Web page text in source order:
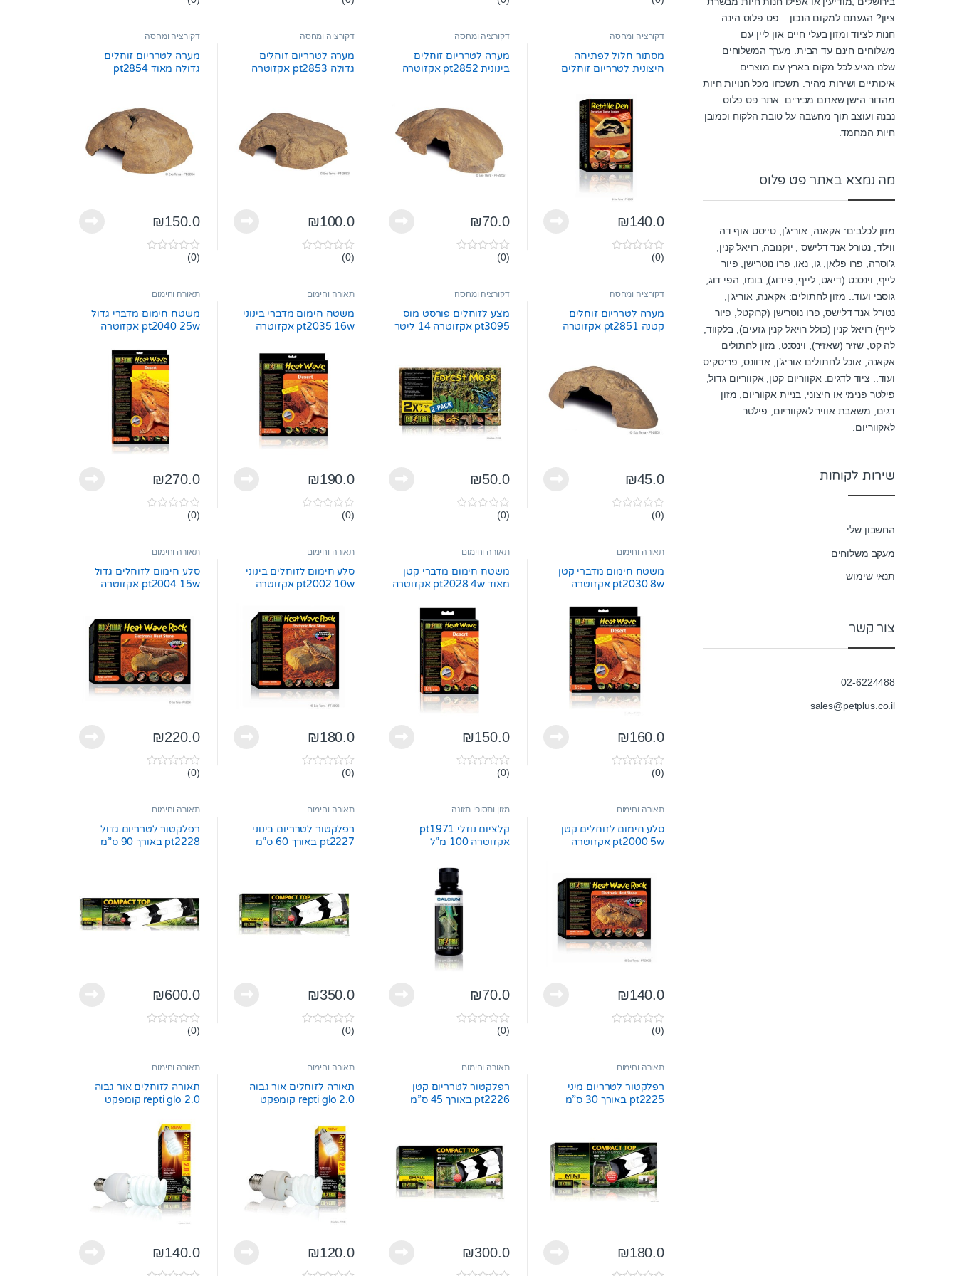
o
f
5
o
f
5
o
f
5
o
f
5
דקורציה ומחסה
מסתור חלול לפתיחה
חיצונית לטרריום זוחלים
₪140.0
0
o
f
5
(0)
דקורציה ומחסה
מערה לטרריום זוחלים
בינונית pt2852 אקזוטרה
₪70.0
0
o
f
5
(0)
דקורציה ומחסה
מערה לטרריום זוחלים
גדולה pt2853 אקזוטרה
₪100.0
0
o
f
5
(0)
דקורציה ומחסה
מערה לטרריום זוחלים
גדולה מאוד pt2854
₪150.0
0
o
f
5
(0)
דקורציה ומחסה
מערה לטרריום זוחלים
קטנה pt2851 אקזוטרה
₪45.0
0
o
f
5
(0)
דקורציה ומחסה
מצע לזוחלים פורסט מוס
pt3095 אקזוטרה 14 ליטר
₪50.0
0
o
f
5
(0)
תאורה וחימום
משטח חימום מדברי בינוני
pt2035 16w אקזוטרה
₪190.0
0
o
f
5
(0)
תאורה וחימום
משטח חימום מדברי גדול
pt2040 25w אקזוטרה
₪270.0
0
o
f
5
(0)
תאורה וחימום
משטח חימום מדברי קטן
pt2030 8w אקזוטרה
₪160.0
0
o
f
5
(0)
תאורה וחימום
משטח חימום מדברי קטן
מאוד pt2028 4w אקזוטרה
₪150.0
0
o
f
5
(0)
תאורה וחימום
סלע חימום לזוחלים בינוני
pt2002 10w אקזוטרה
₪180.0
0
o
f
5
(0)
תאורה וחימום
סלע חימום לזוחלים גדול
pt2004 15w אקזוטרה
₪220.0
0
o
f
5
(0)
תאורה וחימום
סלע חימום לזוחלים קטן
pt2000 5w אקזוטרה
₪140.0
0
o
f
5
(0)
מזון ותסופי תזונה
קלציום נוזלי pt1971
אקזוטרה 100 מ”ל
₪70.0
0
o
f
5
(0)
תאורה וחימום
רפלקטור לטרריום בינוני
pt2227 באורך 60 ס”מ
₪350.0
0
o
f
5
(0)
תאורה וחימום
רפלקטור לטרריום גדול
pt2228 באורך 90 ס”מ
₪600.0
0
o
f
5
(0)
תאורה וחימום
רפלקטור לטרריום מיני
pt2225 באורך 30 ס”מ
₪180.0
תאורה וחימום
רפלקטור לטרריום קטן
pt2226 באורך 45 ס”מ
₪300.0
תאורה וחימום
תאורה לזוחלים אור גבוה
repti glo 2.0 קומפקט
₪120.0
תאורה וחימום
תאורה לזוחלים אור גבוה
repti glo 2.0 קומפקט
₪140.0
ציון? הגעתם למקום הנכון – פט פלוס הינה
חנות לציוד ומזון בעלי חיים און ליין עם
משלוחים חינם עד הבית. מערך המשלוחים
שלנו מגיע לכל מקום בארץ עם מוצרים
איכותיים ושירות מהיר. תשכחו מכל חנויות חיות
מהדור הישן שאתם מכירים. אתר פט פלוס
נבנה ועוצב תוך מחשבה על טובת הלקוח וכמובן
חיות המחמד.
מה נמצא באתר פט פלוס
מזון לכלבים: אקאנה, אוריג’ן, טייסט אוף דה
ווילד, נטורל אנד דלישס , יוקנובה, רויאל קנין,
ג’וסרה, פרו פלאן, גו, נאו, פרו נוטרישן, פיור
לייף, וינסנט (דיאט, לייף, פידוג), בונזו, הפי דוג,
גוסבי ועוד.. מזון לחתולים: אקאנה, אוריג’ן,
נטורל אנד דלישס, פרו נוטרישן (קרוקטל, פיור
לייף) רויאל קנין (כולל רויאל קנין גזעים), בלקווד,
לה קט, שזיר (שאזיר), וינסנט, מזון לחתולים
אקאנה, אוכל לחתולים אוריג’ן, אדוונס, פריסקיס
ועוד.. ציוד לדגים: אקווריום קטן, אקווריום גדול,
פילטר פנימי או חיצוני, בניית אקווריום, מזון
דגים, משאבת אוויר לאקווריום, פילטר
לאקווריום.
שירות לקוחות
החשבון שלי
מעקב משלוחים
תנאי שימוש
צור קשר
02-6224488
sales@petplus.co.il